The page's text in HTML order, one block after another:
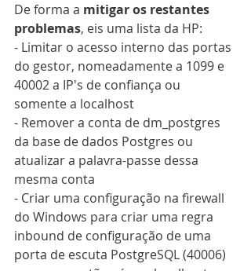
De forma a mitigar os restantes
problemas, eis uma lista da HP:
- Limitar o acesso interno das portas
do gestor, nomeadamente a 1099 e
40002 a IP's de confiança ou
somente a localhost
- Remover a conta de dm_postgres
da base de dados Postgres ou
atualizar a palavra-passe dessa
mesma conta
- Criar uma configuração na firewall
do Windows para criar uma regra
inbound de configuração de uma
porta de escuta PostgreSQL (40006)